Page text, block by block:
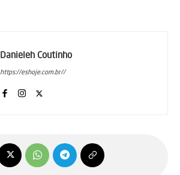
Danieleh Coutinho
https://eshoje.com.br//